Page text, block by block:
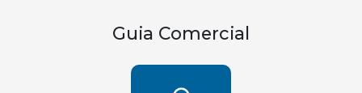
Guia Comercial